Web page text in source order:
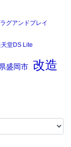
グアンドプレイ
天堂DS Lite
盛岡市 改造